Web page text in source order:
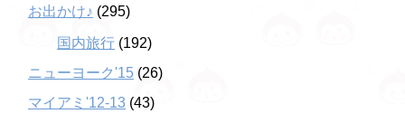
お出かけ♪ (295)
国内旅行 (192)
ニューヨーク'15 (26)
マイアミ'12-13 (43)